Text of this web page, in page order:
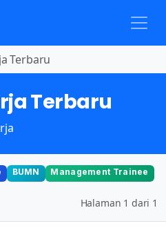
Terbaru
Terbaru
BUMN
Management Trainee
Halaman 1 dari 1